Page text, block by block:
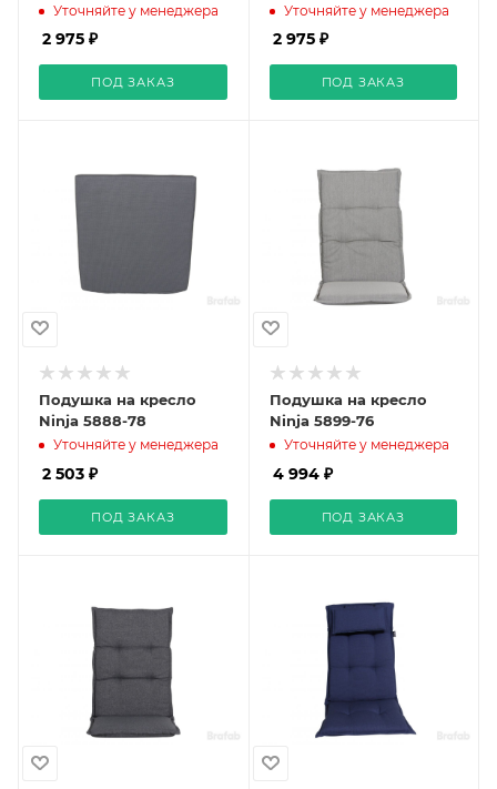
Уточняйте у менеджера
2 975 ₽
ПОД ЗАКАЗ
Уточняйте у менеджера
2 975 ₽
ПОД ЗАКАЗ
Подушка на кресло
Ninja 5888-78
Уточняйте у менеджера
2 503 ₽
ПОД ЗАКАЗ
Подушка на кресло
Ninja 5899-76
Уточняйте у менеджера
4 994 ₽
ПОД ЗАКАЗ